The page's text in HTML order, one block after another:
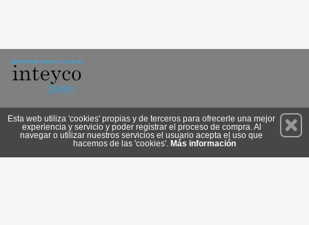
Suscríbete
Esta web utiliza 'cookies' propias y de terceros para ofrecerle una mejor
experiencia y servicio y poder registrar el proceso de compra. Al
navegar o utilizar nuestros servicios el usuario acepta el uso que
hacemos de las 'cookies'. Más información